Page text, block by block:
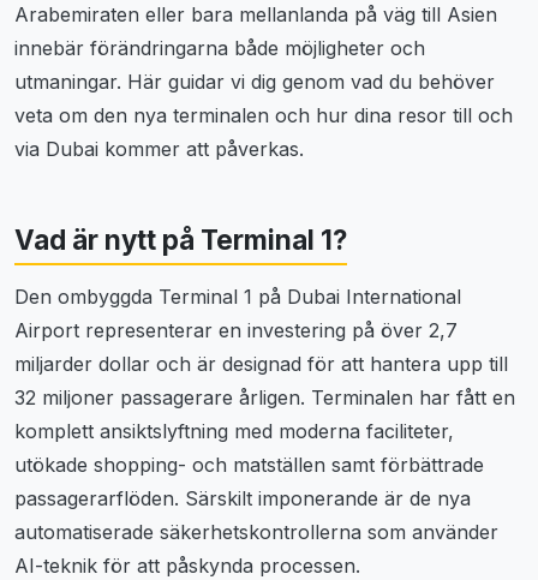
Arabemiraten eller bara mellanlanda på väg till Asien
innebär förändringarna både möjligheter och
utmaningar. Här guidar vi dig genom vad du behöver
veta om den nya terminalen och hur dina resor till och
via Dubai kommer att påverkas.
Vad är nytt på Terminal 1?
Den ombyggda Terminal 1 på Dubai International
Airport representerar en investering på över 2,7
miljarder dollar och är designad för att hantera upp till
32 miljoner passagerare årligen. Terminalen har fått en
komplett ansiktslyftning med moderna faciliteter,
utökade shopping- och matställen samt förbättrade
passagerarflöden. Särskilt imponerande är de nya
automatiserade säkerhetskontrollerna som använder
AI-teknik för att påskynda processen.